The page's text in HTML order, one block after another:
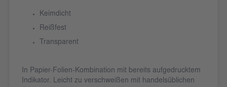
Keimdicht
Reißfest
Transparent
In Papier-Folien-Kombination mit bereits aufgedrucktem
Indikator. Leicht zu verschweißen mit handelsüblichen